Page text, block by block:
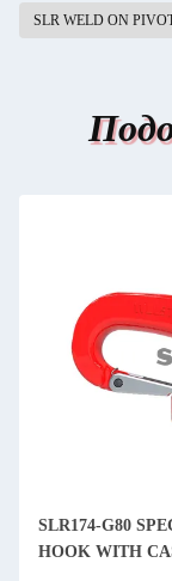
SLR WELD ON
SLR174-G80
HOOK WITH